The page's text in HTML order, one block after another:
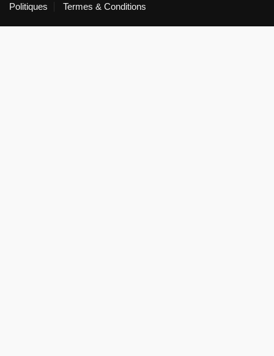
Politiques Termes & Conditions